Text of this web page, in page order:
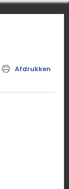
Afdrukken